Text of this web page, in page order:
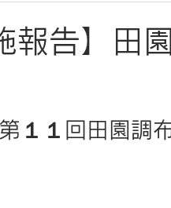
報告】田
１１回田園調